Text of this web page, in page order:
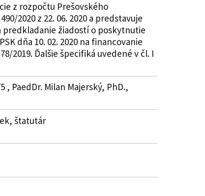
z rozpočtu Prešovského
2020 z 22. 06. 2020 a predstavuje
predkladanie žiadostí o poskytnutie
dňa 10. 02. 2020 na financovanie
2019. Ďalšie špecifiká uvedené v čl. I
, PaedDr. Milan Majerský, PhD.,
štatutár